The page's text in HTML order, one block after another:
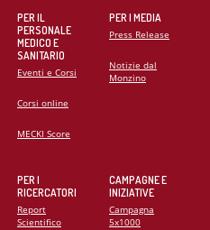
PER IL
PERSONALE
MEDICO E
SANITARIO
Eventi e Corsi
Corsi online
MECKI Score
PER I
RICERCATORI
Report
Scientifico
PER I MEDIA
Press Release
Notizie dal
Monzino
CAMPAGNE E
INIZIATIVE
Campagna
5x1000